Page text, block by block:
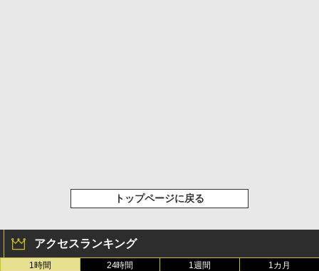
トップページに戻る
アクセスランキング
1時間 24時間 1週間 1カ月